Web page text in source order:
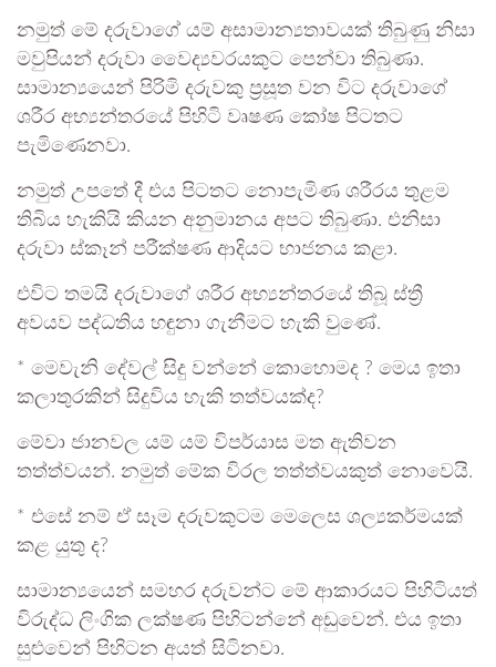
නමුත් මේ දරුවාගේ යම් අසාමාන්‍යතාවයක් තිබුණු නිසා
මවුපියන් දරුවා වෛද්‍යවරයකුට පෙන්වා තිබුණා.
සාමාන්‍යයෙන් පිරිමි දරුවකු ප්‍රසූත වන විට දරුවාගේ
ශරීර අභ්‍යන්තරයේ පිහිටි වෘෂණ කෝෂ පිටතට
පැමිණෙනවා.
නමුත් උපතේ දී එය පිටතට නොපැමිණ ශරීරය තුළම
තිබිය හැකියි කියන අනුමානය අපට තිබුණා. එනිසා
දරුවා ස්කෑන් පරීක්ෂණ ආදියට භාජනය කළා.
එවිට තමයි දරුවාගේ ශරීර අභ්‍යන්තරයේ තිබූ ස්ත්‍රී
අවයව පද්ධතිය හඳුනා ගැනීමට හැකි වුණේ.
* මෙවැනි දේවල් සිදු වන්නේ කොහොමද ? මෙය ඉතා
කලාතුරකින් සිදුවිය හැකි තත්වයක්ද?
මේවා ජානවල යම් යම් විපර්යාස මත ඇතිවන
තත්ත්වයන්. නමුත් මේක විරල තත්ත්වයකුත් නොවෙයි.
* එසේ නම් ඒ සෑම දරුවකුටම මෙලෙස ශල්‍යකර්මයක්
කළ යුතු ද?
සාමාන්‍යයෙන් සමහර දරුවන්ට මේ ආකාරයට පිහිටියත්
විරුද්ධ ලිංගික ලක්ෂණ පිහිටන්නේ අඩුවෙන්. එය ඉතා
සුළුවෙන් පිහිටන අයත් සිටිනවා.